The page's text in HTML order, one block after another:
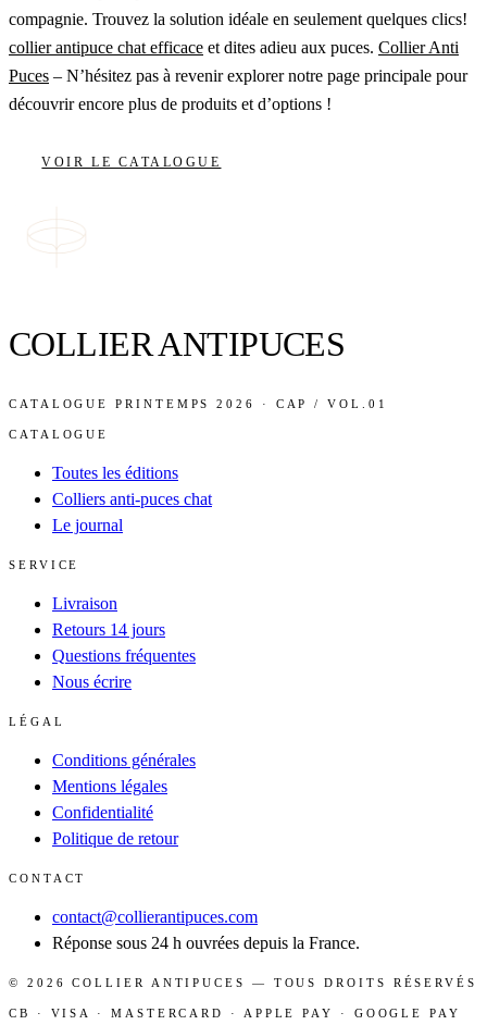
compagnie. Trouvez la solution idéale en seulement quelques clics!
collier antipuce chat efficace et dites adieu aux puces. Collier Anti
Puces – N’hésitez pas à revenir explorer notre page principale pour
découvrir encore plus de produits et d’options !
VOIR LE CATALOGUE
COLLIER ANTIPUCES
CATALOGUE PRINTEMPS 2026 · CAP / VOL.01
CATALOGUE
Toutes les éditions
Colliers anti-puces chat
Le journal
SERVICE
Livraison
Retours 14 jours
Questions fréquentes
Nous écrire
LÉGAL
Conditions générales
Mentions légales
Confidentialité
Politique de retour
CONTACT
contact@collierantipuces.com
Réponse sous 24 h ouvrées depuis la France.
© 2026 COLLIER ANTIPUCES — TOUS DROITS RÉSERVÉS
CB · VISA · MASTERCARD · APPLE PAY · GOOGLE PAY